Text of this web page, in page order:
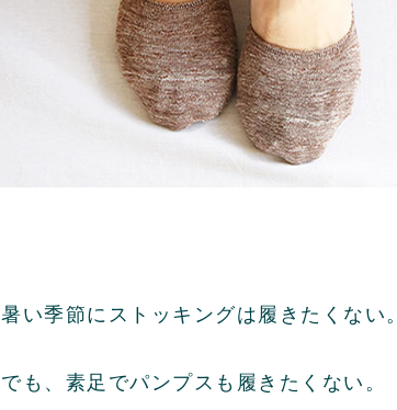
暑い季節にストッキングは履きたくない。
でも、素足でパンプスも履きたくない。